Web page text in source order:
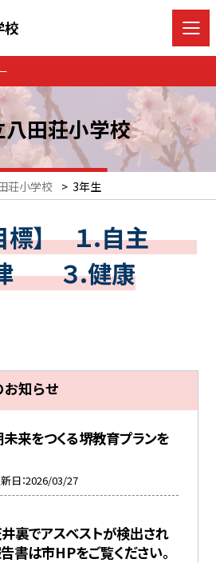
校
八田荘小学校
荘小学校 > 3年生
目標】 １.自主
３.健康
知らせ
をつくる堺教育プランを
日 2026/03/27
裏でアスベストが検出され
書は市HPをご覧ください。